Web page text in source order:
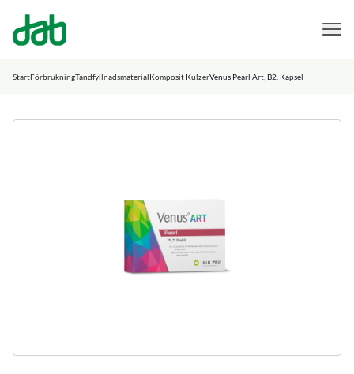
DAB Dental
StartFörbrukningTandfyllnadsmaterialKomposit KulzerVenus Pearl Art, B2, Kapsel